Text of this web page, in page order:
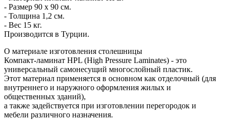
- Размер 90 х 90 см.
- Толщина 1,2 см.
- Вес 15 кг.
Производится в Турции.
О материале изготовления столешницы
Компакт-ламинат HPL (High Pressure Laminates) - это
универсальный самонесущий многослойный пластик.
Этот материал применяется в основном как отделочный (для
внутреннего и наружного оформления жилых и
общественных зданий),
а также задействуется при изготовлении перегородок и
мебели различного назначения.